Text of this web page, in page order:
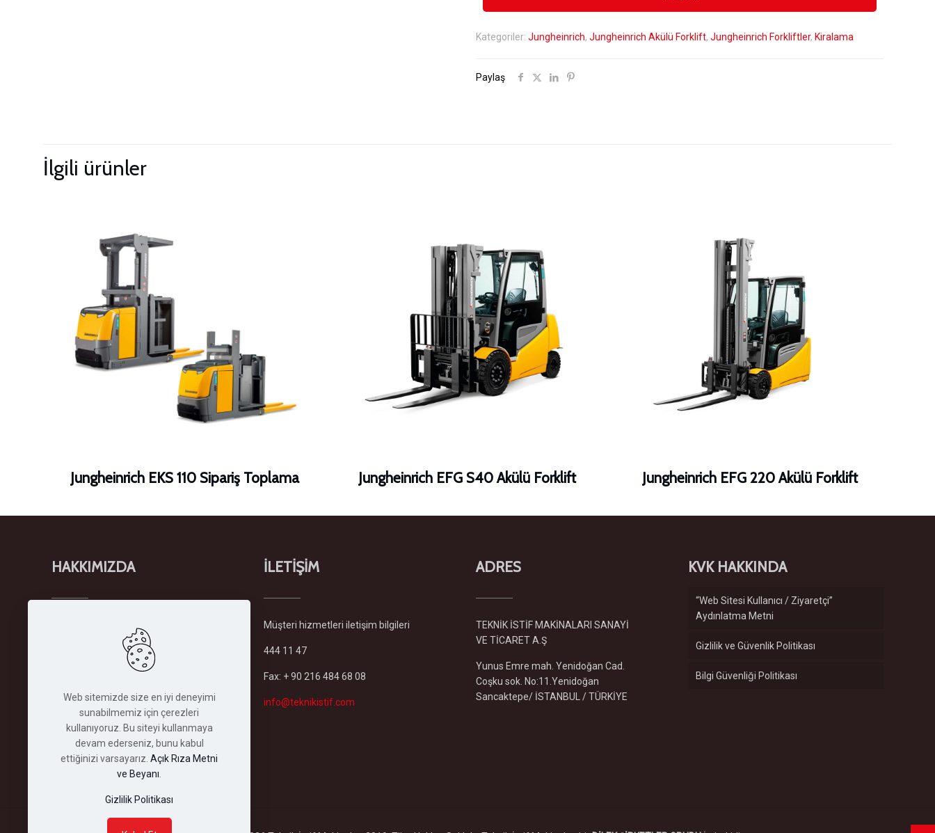
Kategoriler: Jungheinrich, Jungheinrich Akülü Forklift, Jungheinrich Forkliftler, Kiralama
Paylaş
İlgili ürünler
Jungheinrich EKS 110 Sipariş Toplama Jungheinrich EFG S40 Akülü Forklift Jungheinrich EFG 220 Akülü Forklift
HAKKIMIZDA
forklift ve istifleme makinaları
filosuyla sektöründe kiralama
hizmeti veren lider firmadır.
merkez binasında kurulmuş olup,
bugün her türlü depolama ve
istifleme makinası...
Devamını Oku
İLETİŞİM
Müşteri hizmetleri iletişim bilgileri
444 11 47
Fax: + 90 216 484 68 08
info@teknikistif.com
ADRES
TEKNİK İSTİF MAKİNALARI SANAYİ
VE TİCARET A.Ş
Yunus Emre mah. Yenidoğan Cad.
Coşku sok. No:11.Yenidoğan
Sancaktepe/ İSTANBUL / TÜRKİYE
KVK HAKKINDA
“Web Sitesi Kullanıcı / Ziyaretçi”
Aydınlatma Metni
Gizlilik ve Güvenlik Politikası
Bilgi Güvenliği Politikası
Web sitemizde size en iyi deneyimi
sunabilmemiz için çerezleri
kullanıyoruz. Bu siteyi kullanmaya
devam ederseniz, bunu kabul
ettiğinizi varsayarız. Açık Rıza Metni
ve Beyanı
Gizlilik Politikası